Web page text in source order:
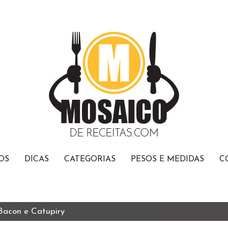
DICAS CATEGORIAS PESOS E MEDIDAS
e Catupiry